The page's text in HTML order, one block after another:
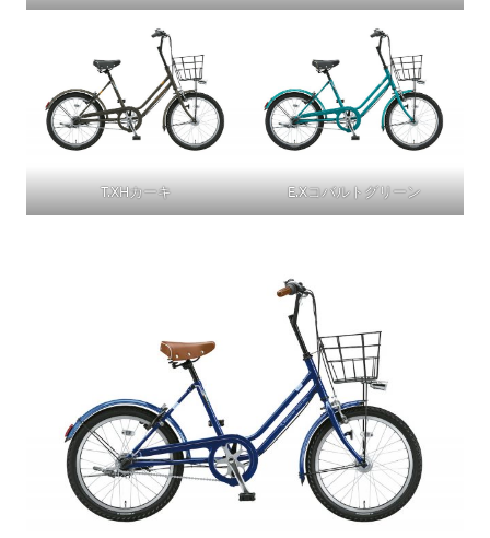
T.XHカーキ E.Xコバルトグリーン